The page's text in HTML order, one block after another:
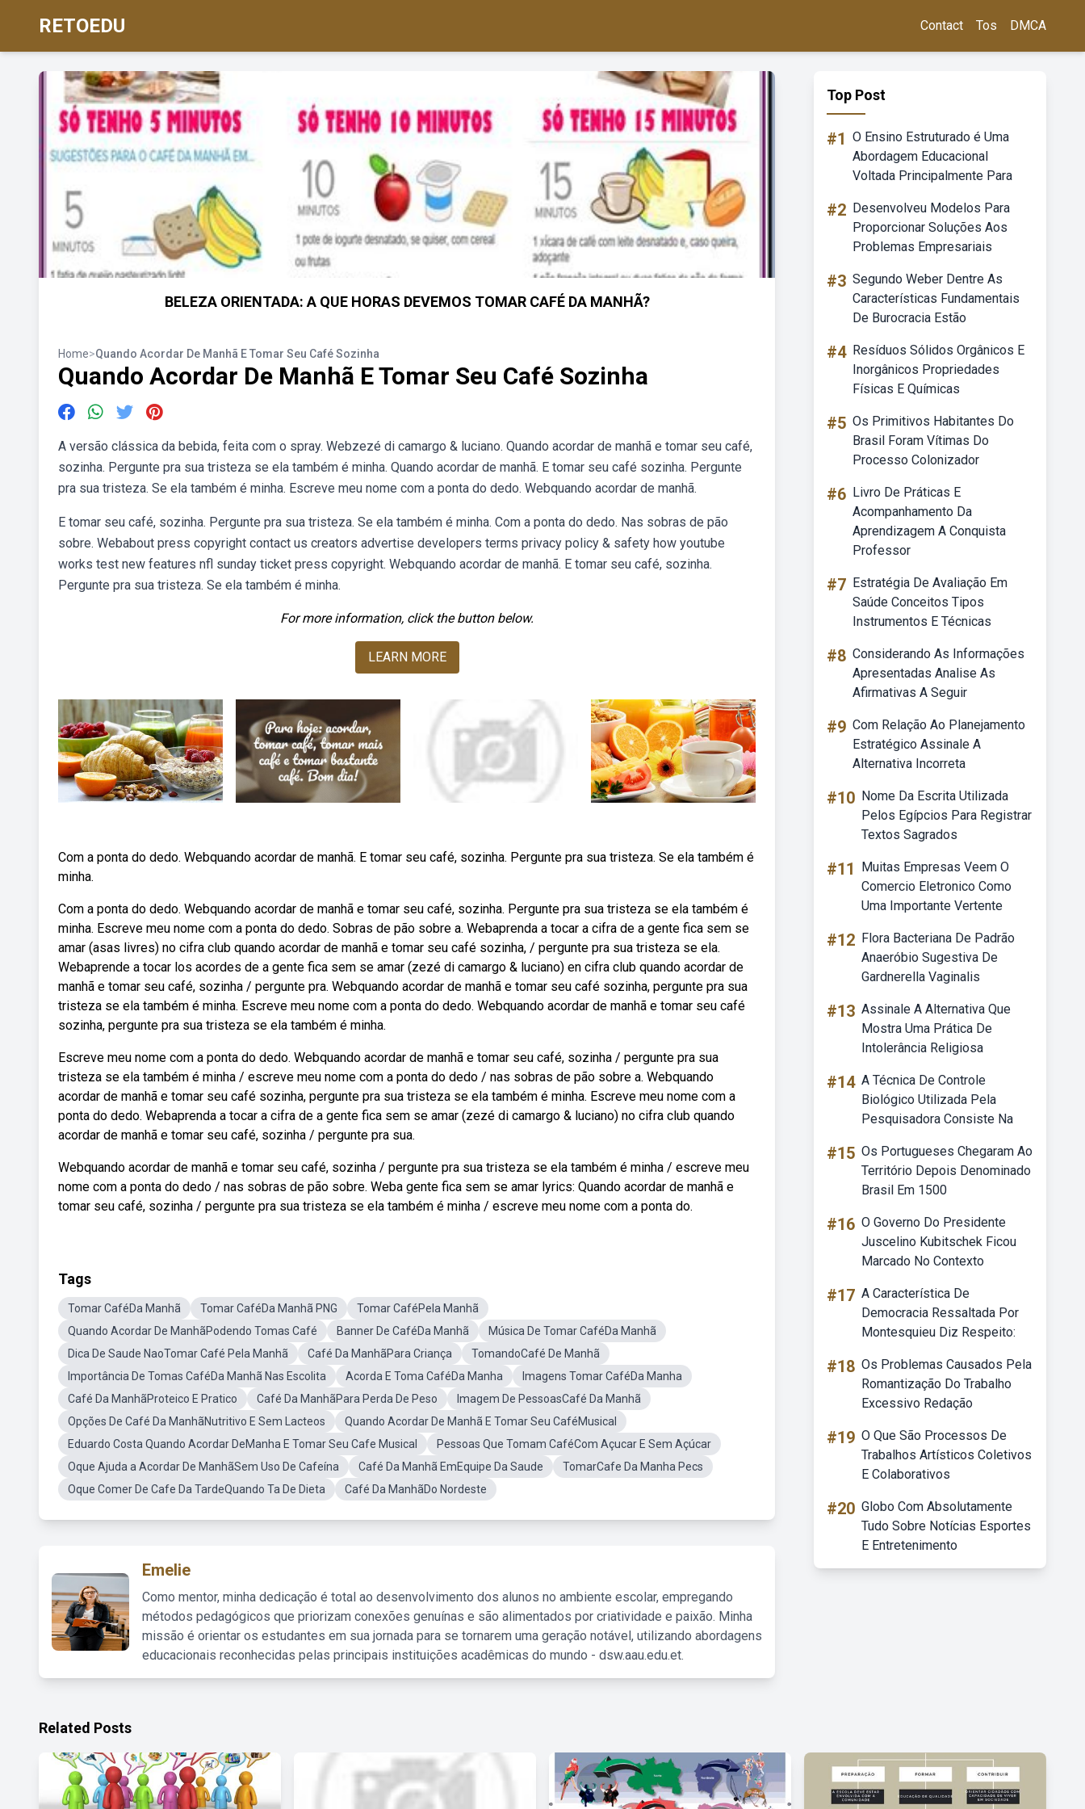
RETOEDU Contact Tos DMCA
BELEZA ORIENTADA: A QUE HORAS DEVEMOS TOMAR CAFÉ DA MANHÃ?
Home>Quando Acordar De Manhã E Tomar Seu Café Sozinha
Quando Acordar De Manhã E Tomar Seu Café Sozinha
A versão clássica da bebida, feita com o spray. Webzezé di camargo & luciano. Quando acordar de manhã e tomar seu café,
sozinha. Pergunte pra sua tristeza se ela também é minha. Quando acordar de manhã. E tomar seu café sozinha. Pergunte
pra sua tristeza. Se ela também é minha. Escreve meu nome com a ponta do dedo. Webquando acordar de manhã.
E tomar seu café, sozinha. Pergunte pra sua tristeza. Se ela também é minha. Com a ponta do dedo. Nas sobras de pão
sobre. Webabout press copyright contact us creators advertise developers terms privacy policy & safety how youtube
works test new features nfl sunday ticket press copyright. Webquando acordar de manhã. E tomar seu café, sozinha.
Pergunte pra sua tristeza. Se ela também é minha.
For more information, click the button below.
LEARN MORE
Com a ponta do dedo. Webquando acordar de manhã. E tomar seu café, sozinha. Pergunte pra sua tristeza. Se ela também é
minha.
Com a ponta do dedo. Webquando acordar de manhã e tomar seu café, sozinha. Pergunte pra sua tristeza se ela também é
minha. Escreve meu nome com a ponta do dedo. Sobras de pão sobre a. Webaprenda a tocar a cifra de a gente fica sem se
amar (asas livres) no cifra club quando acordar de manhã e tomar seu café sozinha, / pergunte pra sua tristeza se ela.
Webaprende a tocar los acordes de a gente fica sem se amar (zezé di camargo & luciano) en cifra club quando acordar de
manhã e tomar seu café, sozinha / pergunte pra. Webquando acordar de manhã e tomar seu café sozinha, pergunte pra sua
tristeza se ela também é minha. Escreve meu nome com a ponta do dedo. Webquando acordar de manhã e tomar seu café
sozinha, pergunte pra sua tristeza se ela também é minha.
Escreve meu nome com a ponta do dedo. Webquando acordar de manhã e tomar seu café, sozinha / pergunte pra sua
tristeza se ela também é minha / escreve meu nome com a ponta do dedo / nas sobras de pão sobre a. Webquando
acordar de manhã e tomar seu café sozinha, pergunte pra sua tristeza se ela também é minha. Escreve meu nome com a
ponta do dedo. Webaprenda a tocar a cifra de a gente fica sem se amar (zezé di camargo & luciano) no cifra club quando
acordar de manhã e tomar seu café, sozinha / pergunte pra sua.
Webquando acordar de manhã e tomar seu café, sozinha / pergunte pra sua tristeza se ela também é minha / escreve meu
nome com a ponta do dedo / nas sobras de pão sobre. Weba gente fica sem se amar lyrics: Quando acordar de manhã e
tomar seu café, sozinha / pergunte pra sua tristeza se ela também é minha / escreve meu nome com a ponta do.
Tags
Tomar CaféDa Manhã Tomar CaféDa Manhã PNG
Tomar CaféPela Manhã
Quando Acordar De ManhãPodendo Tomas Café
Banner De CaféDa Manhã
Música De Tomar CaféDa Manhã
Dica De Saude NaoTomar Café Pela Manhã
Café Da ManhãPara Criança
TomandoCafé De Manhã
Importância De Tomas CaféDa Manhã Nas Escolita
Acorda E Toma CaféDa Manha
Imagens Tomar CaféDa Manha
Café Da ManhãProteico E Pratico
Café Da ManhãPara Perda De Peso
Imagem De PessoasCafé Da Manhã
Opções De Café Da ManhãNutritivo E Sem Lacteos
Quando Acordar De Manhã E Tomar Seu CaféMusical
Eduardo Costa Quando Acordar DeManha E Tomar Seu Cafe Musical
Pessoas Que Tomam CaféCom Açucar E Sem Açúcar
Oque Ajuda a Acordar De ManhãSem Uso De Cafeína
Café Da Manhã EmEquipe Da Saude
TomarCafe Da Manha Pecs
Oque Comer De Cafe Da TardeQuando Ta De Dieta
Café Da ManhãDo Nordeste
Emelie
Como mentor, minha dedicação é total ao desenvolvimento dos alunos no ambiente escolar, empregando
métodos pedagógicos que priorizam conexões genuínas e são alimentados por criatividade e paixão. Minha
missão é orientar os estudantes em sua jornada para se tornarem uma geração notável, utilizando abordagens
educacionais reconhecidas pelas principais instituições acadêmicas do mundo - dsw.aau.edu.et.
Top Post
#1 O Ensino Estruturado é Uma
Abordagem Educacional
Voltada Principalmente Para
#2 Desenvolveu Modelos Para
Proporcionar Soluções Aos
Problemas Empresariais
#3 Segundo Weber Dentre As
Características Fundamentais
De Burocracia Estão
#4 Resíduos Sólidos Orgânicos E
Inorgânicos Propriedades
Físicas E Químicas
#5 Os Primitivos Habitantes Do
Brasil Foram Vítimas Do
Processo Colonizador
#6 Livro De Práticas E
Acompanhamento Da
Aprendizagem A Conquista
Professor
#7 Estratégia De Avaliação Em
Saúde Conceitos Tipos
Instrumentos E Técnicas
#8 Considerando As Informações
Apresentadas Analise As
Afirmativas A Seguir
#9 Com Relação Ao Planejamento
Estratégico Assinale A
Alternativa Incorreta
#10 Nome Da Escrita Utilizada
Pelos Egípcios Para Registrar
Textos Sagrados
#11
Muitas Empresas Veem O
Comercio Eletronico Como
Uma Importante Vertente
#12 Flora Bacteriana De Padrão
Anaeróbio Sugestiva De
Gardnerella Vaginalis
#13 Assinale A Alternativa Que
Mostra Uma Prática De
Intolerância Religiosa
#14 A Técnica De Controle
Biológico Utilizada Pela
Pesquisadora Consiste Na
#15 Os Portugueses Chegaram Ao
Território Depois Denominado
Brasil Em 1500
#16 O Governo Do Presidente
Juscelino Kubitschek Ficou
Marcado No Contexto
#17 A Característica De
Democracia Ressaltada Por
Montesquieu Diz Respeito:
#18 Os Problemas Causados Pela
Romantização Do Trabalho
Excessivo Redação
#19 O Que São Processos De
Trabalhos Artísticos Coletivos
E Colaborativos
#20 Globo Com Absolutamente
Tudo Sobre Notícias Esportes
E Entretenimento
Related Posts